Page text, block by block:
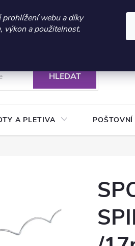
Kč | Platnost do 21.9.2026 ⏰ |
webu a díky
výkon a použitelnost.
269 200
ochrany osobních údajů
HLEDAT
A PLETIVA